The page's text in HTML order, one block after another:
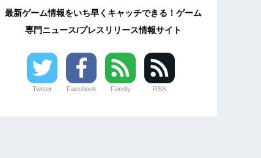
最新ゲーム情報をいち早くキャッチできる！ゲーム
専門ニュース/プレスリリース情報サイト
Twitter Facebook Feedly RSS